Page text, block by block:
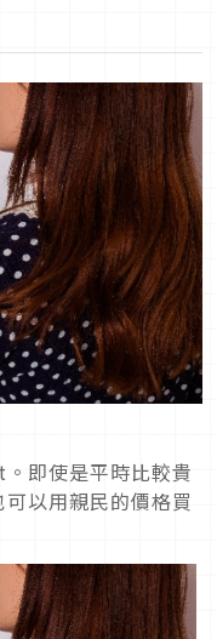
即使是平時比較貴
以用親民的價格買